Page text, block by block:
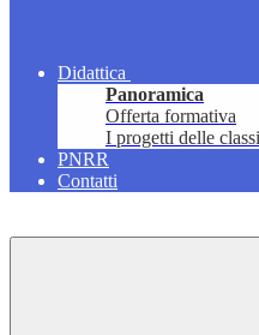
Didattica
Panoramica
Offerta formativa
I progetti delle classi
PNRR
Contatti